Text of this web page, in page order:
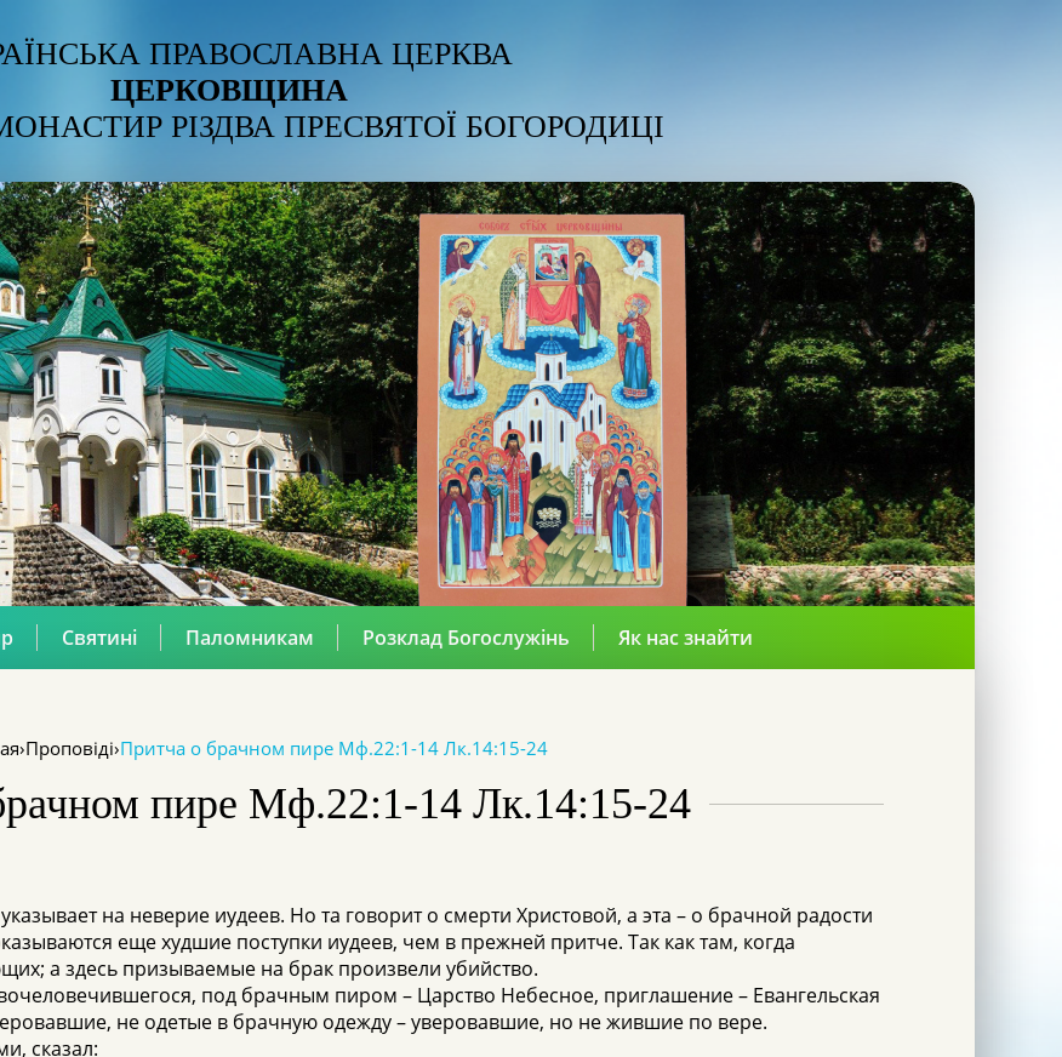
ПРАВОСЛАВНА ЦЕРКВА
ЦЕРКОВЩИНА
РІЗДВА ПРЕСВЯТОЇ БОГОРОДИЦІ
Святині Паломникам Розклад Богослужінь Як нас знайти
›Проповіді›Притча о брачном пире Мф.22:1-14 Лк.14:15-24
пире Мф.22:1-14 Лк.14:15-24
на неверие иудеев. Но та говорит о смерти Христовой, а эта – о брачной радости
еще худшие поступки иудеев, чем в прежней притче. Так как там, когда
а здесь призываемые на брак произвели убийство.
под брачным пиром – Царство Небесное, приглашение – Евангельская
не одетые в брачную одежду – уверовавшие, но не жившие по вере.
сказал: